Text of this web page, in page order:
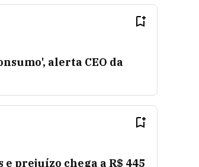
alerta CEO da
prejuízo chega a R$ 445